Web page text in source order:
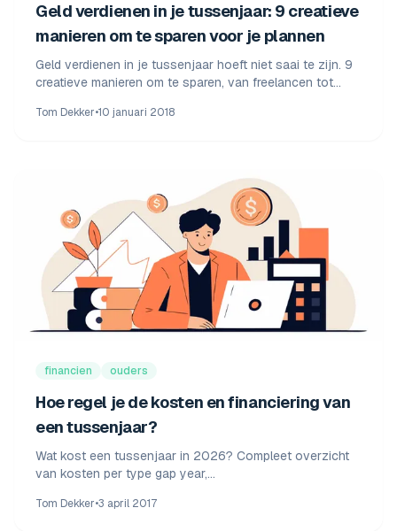
Geld verdienen in je tussenjaar: 9 creatieve
manieren om te sparen voor je plannen
Geld verdienen in je tussenjaar hoeft niet saai te zijn. 9
creatieve manieren om te sparen, van freelancen tot
2026.
Tom Dekker•10 januari 2018
financien ouders
Hoe regel je de kosten en financiering van
een tussenjaar?
Wat kost een tussenjaar in 2026? Compleet overzicht
van kosten per type gap year,
en 3 concrete budgetvoorbeelden.
Tom Dekker•3 april 2017